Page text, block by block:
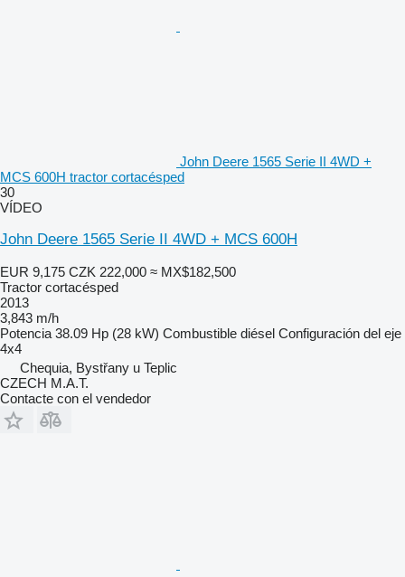
John Deere 1565 Serie II 4WD +
MCS 600H tractor cortacésped
30
VÍDEO
John Deere 1565 Serie II 4WD + MCS 600H
EUR 9,175 CZK 222,000 ≈ MX$182,500
Tractor cortacésped
2013
3,843 m/h
Potencia 38.09 Hp (28 kW) Combustible diésel Configuración del eje
4x4
Chequia, Bystřany u Teplic
CZECH M.A.T.
Contacte con el vendedor